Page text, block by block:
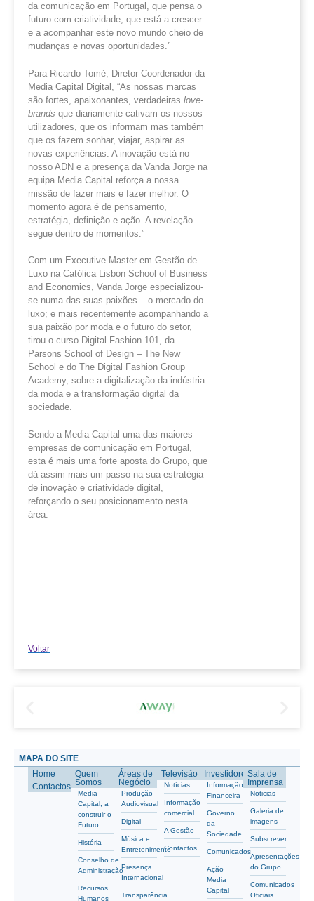
da comunicação em Portugal, que pensa o
futuro com criatividade, que está a crescer
e a acompanhar este novo mundo cheio de
mudanças e novas oportunidades.”
Para Ricardo Tomé, Diretor Coordenador da
Media Capital Digital, “As nossas marcas
são fortes, apaixonantes, verdadeiras love-
brands que diariamente cativam os nossos
utilizadores, que os informam mas também
que os fazem sonhar, viajar, aspirar as
novas experiências. A inovação está no
nosso ADN e a presença da Vanda Jorge na
equipa Media Capital reforça a nossa
missão de fazer mais e fazer melhor. O
momento agora é de pensamento,
estratégia, definição e ação. A revelação
segue dentro de momentos.”
Com um Executive Master em Gestão de
Luxo na Católica Lisbon School of Business
and Economics, Vanda Jorge especializou-
se numa das suas paixões – o mercado do
luxo; e mais recentemente acompanhando a
sua paixão por moda e o futuro do setor,
tirou o curso Digital Fashion 101, da
Parsons School of Design – The New
School e do The Digital Fashion Group
Academy, sobre a digitalização da indústria
da moda e a transformação digital da
sociedade.
Sendo a Media Capital uma das maiores
empresas de comunicação em Portugal,
esta é mais uma forte aposta do Grupo, que
dá assim mais um passo na sua estratégia
de inovação e criatividade digital,
reforçando o seu posicionamento nesta
área.
Voltar
MAPA DO SITE
Home
Contactos
Quem
Somos
Media
Capital, a
construir o
Futuro
História
Conselho de
Administração
Recursos
Humanos
Áreas de
Negócio
Produção
Audiovisual
Digital
Música e
Entretenimento
Presença
Internacional
Transparência
Televisão
Notícias
Informação
comercial
A Gestão
Contactos
Investidores
Informação
Financeira
Governo
da
Sociedade
Comunicados
Ação
Media
Capital
Sala de
Imprensa
Noticias
Galeria de
imagens
Subscrever
Apresentações
do Grupo
Comunicados
Oficiais